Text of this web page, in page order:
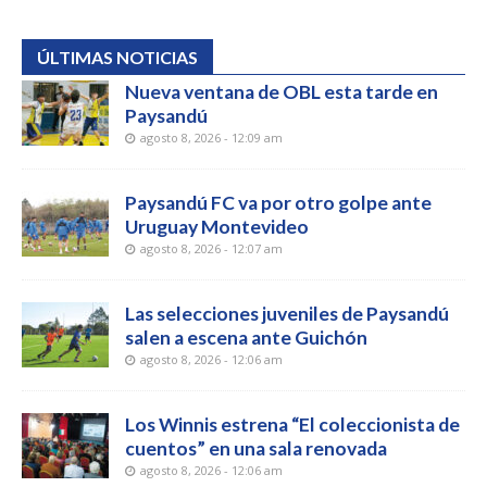
ÚLTIMAS NOTICIAS
Nueva ventana de OBL esta tarde en
Paysandú
agosto 8, 2026 - 12:09 am
Paysandú FC va por otro golpe ante
Uruguay Montevideo
agosto 8, 2026 - 12:07 am
Las selecciones juveniles de Paysandú
salen a escena ante Guichón
agosto 8, 2026 - 12:06 am
Los Winnis estrena “El coleccionista de
cuentos” en una sala renovada
agosto 8, 2026 - 12:06 am